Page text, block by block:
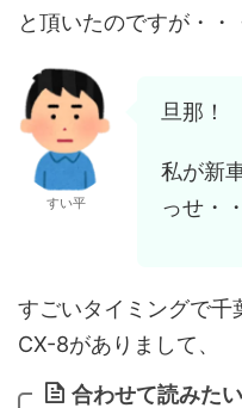
と頂いたのですが・・
すい平
旦那！
私が新
っせ・
すごいタイミングで千
CX-8がありまして、
合わせて読みたい